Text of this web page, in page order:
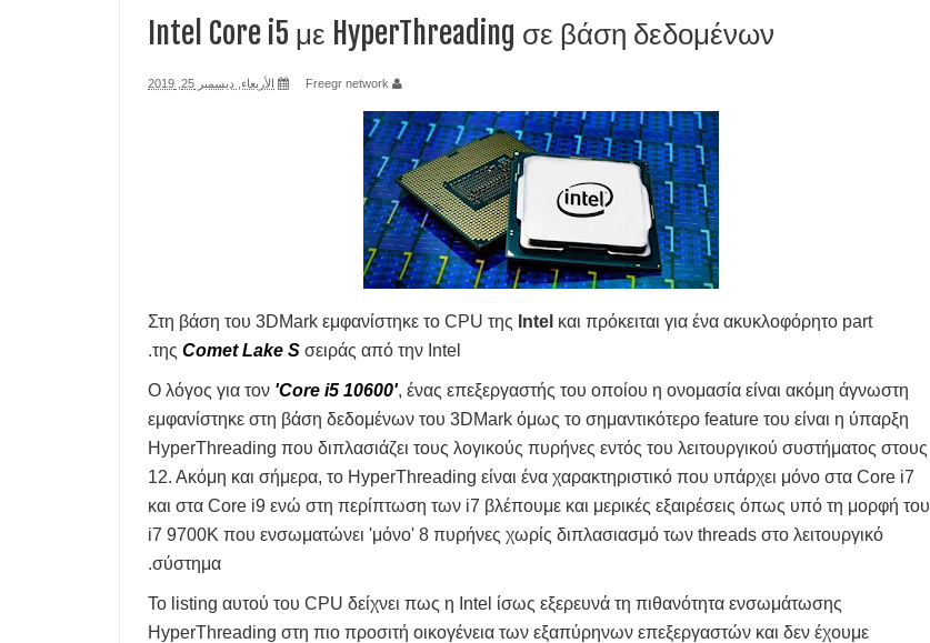
Το Wi-Fi extender ΜΠΟΡΕΙ ΝΑ ΚΑΝΕΙ ΤΟ ΔΙΚΤΥΟ ΣΟΥ ΠΙΟ ΑΡΓΟ ΚΑΙ ΠΩΣ ΘΑ ΤΟ ΒΕΛΤΙΩΣΕΙΣ
ΗΡΘΕ ΤΟ ΤΕΛΟΣ ΤΩΝ influencers ΜΕ ΑΛΜΑΤΩΔΗ ΑΝΟΔΟ ΤΟΥ clipping ΣΤΟ INTERNET
ΑΛΑΜΑΤΩΔΗ ΑΥΞΗΣΗ ΤΩΝ ΚΥΒΕΡΝΟΕΠΙΘΕΣΕΩΝ ΠΑΓΚΟΣΜΙΩΣ ΑΛΛΑ ΚΑΙ ΣΤΗΝ ΕΛΛΑΔΑ
KBANTIKO CHIP ΑΑΠΟΘΗΚΕΥΕΙ ΑΠΕΡΙΟΡΙΣΤΗ ΧΩΡΗΤΙΚΟΤΗΤΑ ΔΕΔΟΜΕΝΩΝ ΓΙΑ ΜΝΗΜΗ Α.Ι.
TA SMPARTPHONES ΘΑ ΚΟΤΣΙΖΟΥΝ ΑΚΡΙΒΟΤΕΡΑ ΜΕ ΤΑ ΙΔΙΑ SPECS ΛΟΓΩ ΜΝΗΜΗΣ ΚΑΙ Α.Ι.
FREEGR TIPS - ΕΝΤΟΠΙΣΤΕ ΤΟ ΚΙΝΗΤΟ ΣΑΣ ΑΝ ΤΟ ΚΛΕΨΟΥΝ Ή ΑΝ ΤΟ ΧΑΣΕΤΕ
ΘΩΡΑΚΙΣΤΕ ΤΑ WINDOWS ΧΩΡΙΣ ΑΓΟΡΑ ΕΦΑΡΜΟΓΩΝ ΑΣΦΑΛΕΙΑΣ
Intel Core i5 με HyperThreading σε βάση δεδομένων
Freegr network الأربعاء, ديسمبر 25, 2019
Στη βάση του 3DMark εμφανίστηκε το CPU της Intel και πρόκειται για ένα ακυκλοφόρητο part
της Comet Lake S σειράς από την Intel.
Ο λόγος για τον 'Core i5 10600', ένας επεξεργαστής του οποίου η ονομασία είναι ακόμη άγνωστη
εμφανίστηκε στη βάση δεδομένων του 3DMark όμως το σημαντικότερο feature του είναι η ύπαρξη
HyperThreading που διπλασιάζει τους λογικούς πυρήνες εντός του λειτουργικού συστήματος στους
12. Ακόμη και σήμερα, το HyperThreading είναι ένα χαρακτηριστικό που υπάρχει μόνο στα Core i7
και στα Core i9 ενώ στη περίπτωση των i7 βλέπουμε και μερικές εξαιρέσεις όπως υπό τη μορφή του
i7 9700K που ενσωματώνει 'μόνο' 8 πυρήνες χωρίς διπλασιασμό των threads στο λειτουργικό
σύστημα.
Το listing αυτού του CPU δείχνει πως η Intel ίσως εξερευνά τη πιθανότητα ενσωμάτωσης
HyperThreading στη πιο προσιτή οικογένεια των εξαπύρηνων επεξεργαστών και δεν έχουμε